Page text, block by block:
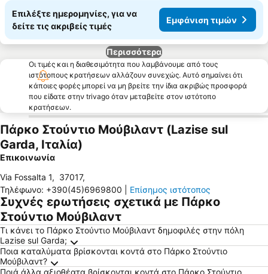
Επιλέξτε ημερομηνίες, για να
δείτε τις ακριβείς τιμές
Εμφάνιση τιμών
Περισσότερα
Οι τιμές και η διαθεσιμότητα που λαμβάνουμε από τους
ιστότοπους κρατήσεων αλλάζουν συνεχώς. Αυτό σημαίνει ότι
κάποιες φορές μπορεί να μη βρείτε την ίδια ακριβώς προσφορά
που είδατε στην trivago όταν μεταβείτε στον ιστότοπο
κρατήσεων.
Πάρκο Στούντιο Μούβιλαντ (Lazise sul
Garda, Ιταλία)
Επικοινωνία
Via Fossalta 1, 37017,
Τηλέφωνο: +390(45)6969800 Επίσημος ιστότοπος
Συχνές ερωτήσεις σχετικά με Πάρκο
Στούντιο Μούβιλαντ
Τι κάνει το Πάρκο Στούντιο Μούβιλαντ δημοφιλές στην πόλη
Lazise sul Garda;
Ποια καταλύματα βρίσκονται κοντά στο Πάρκο Στούντιο
Μούβιλαντ?
Ποιά άλλα αξιοθέατα βρίσκονται κοντά στο Πάρκο Στούντιο